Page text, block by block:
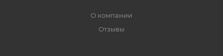
О компании
Отзывы